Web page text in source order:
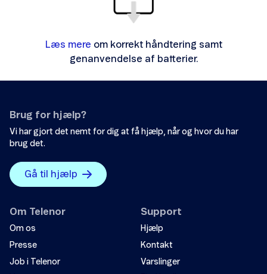
Læs mere om korrekt håndtering samt
genanvendelse af batterier.
Brug for hjælp?
Vi har gjort det nemt for dig at få hjælp, når og hvor du har
brug det.
Gå til hjælp
Om Telenor
Om os
Presse
Job i Telenor
Support
Hjælp
Kontakt
Varslinger